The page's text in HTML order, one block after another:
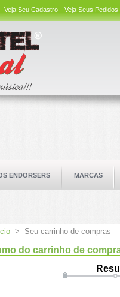
Veja Seu Cadastro Veja Seus Pedidos
ENDORSERS MARCAS
> Seu carrinho de compras
do carrinho de